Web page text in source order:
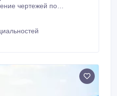
чертежей по
8-12 часов в день от
Зарплата до 15 числа
Работа постоянная,